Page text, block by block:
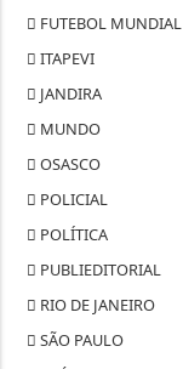
FUTEBOL MUNDIAL
ITAPEVI
JANDIRA
MUNDO
OSASCO
POLICIAL
POLÍTICA
PUBLIEDITORIAL
RIO DE JANEIRO
SÃO PAULO